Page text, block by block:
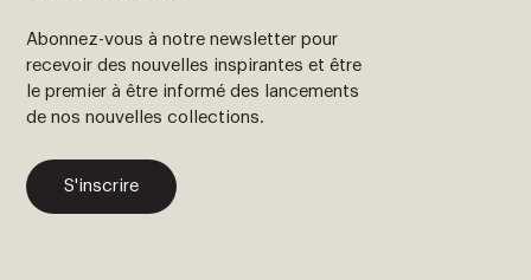
Abonnez-vous à notre newsletter pour
recevoir des nouvelles inspirantes et être
le premier à être informé des lancements
de nos nouvelles collections.
S'inscrire